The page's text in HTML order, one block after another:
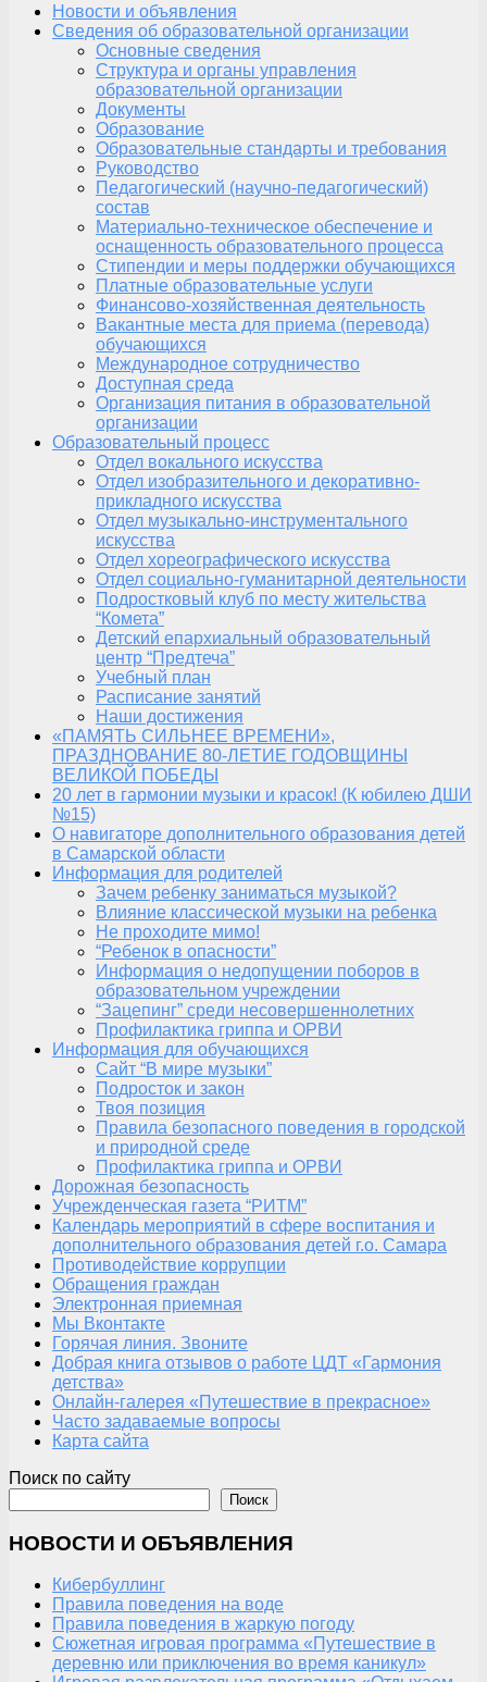
Новости и объявления
Сведения об образовательной организации
Основные сведения
Структура и органы управления
образовательной организации
Документы
Образование
Образовательные стандарты и требования
Руководство
Педагогический (научно-педагогический)
состав
Материально-техническое обеспечение и
оснащенность образовательного процесса
Стипендии и меры поддержки обучающихся
Платные образовательные услуги
Финансово-хозяйственная деятельность
Вакантные места для приема (перевода)
обучающихся
Международное сотрудничество
Доступная среда
Организация питания в образовательной
организации
Образовательный процесс
Отдел вокального искусства
Отдел изобразительного и декоративно-
прикладного искусства
Отдел музыкально-инструментального
искусства
Отдел хореографического искусства
Отдел социально-гуманитарной деятельности
Подростковый клуб по месту жительства
“Комета”
Детский епархиальный образовательный
центр “Предтеча”
Учебный план
Расписание занятий
Наши достижения
«ПАМЯТЬ СИЛЬНЕЕ ВРЕМЕНИ»,
ПРАЗДНОВАНИЕ 80-ЛЕТИЕ ГОДОВЩИНЫ
ВЕЛИКОЙ ПОБЕДЫ
20 лет в гармонии музыки и красок! (К юбилею ДШИ
№15)
О навигаторе дополнительного образования детей
в Самарской области
Информация для родителей
Зачем ребенку заниматься музыкой?
Влияние классической музыки на ребенка
Не проходите мимо!
“Ребенок в опасности”
Информация о недопущении поборов в
образовательном учреждении
“Зацепинг” среди несовершеннолетних
Профилактика гриппа и ОРВИ
Информация для обучающихся
Сайт “В мире музыки”
Подросток и закон
Твоя позиция
Правила безопасного поведения в городской
и природной среде
Профилактика гриппа и ОРВИ
Дорожная безопасность
Учрежденческая газета “РИТМ”
Календарь мероприятий в сфере воспитания и
дополнительного образования детей г.о. Самара
Противодействие коррупции
Обращения граждан
Электронная приемная
Мы Вконтакте
Горячая линия. Звоните
Добрая книга отзывов о работе ЦДТ «Гармония
детства»
Онлайн-галерея «Путешествие в прекрасное»
Часто задаваемые вопросы
Карта сайта
Поиск по сайту
Поиск
НОВОСТИ И ОБЪЯВЛЕНИЯ
Кибербуллинг
Правила поведения на воде
Правила поведения в жаркую погоду
Сюжетная игровая программа «Путешествие в
деревню или приключения во время каникул»